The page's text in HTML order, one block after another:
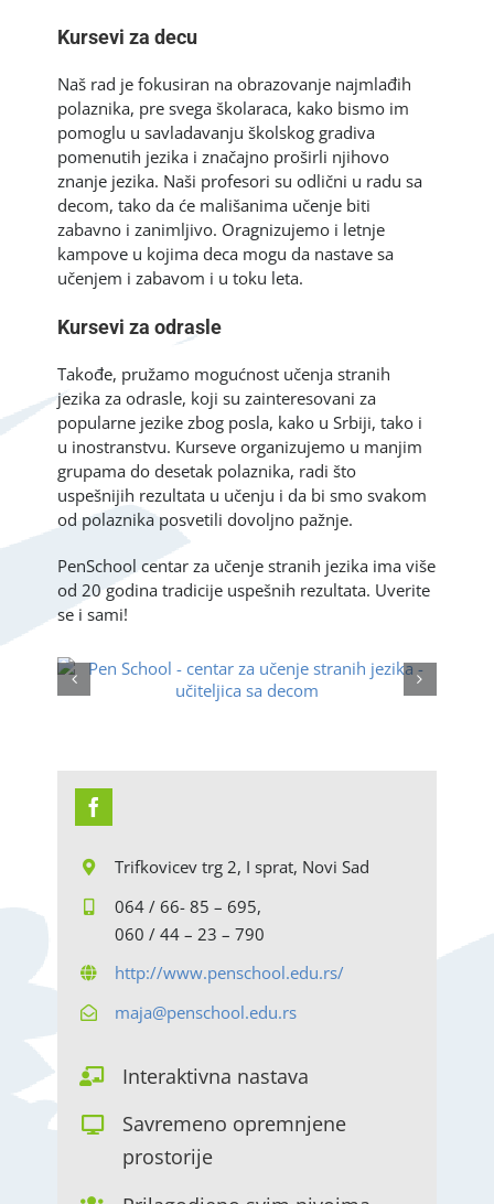
Kursevi za decu
Naš rad je fokusiran na obrazovanje najmlađih
polaznika, pre svega školaraca, kako bismo im
pomoglu u savladavanju školskog gradiva
pomenutih jezika i značajno proširli njihovo
znanje jezika. Naši profesori su odlični u radu sa
decom, tako da će mališanima učenje biti
zabavno i zanimljivo. Oragnizujemo i letnje
kampove u kojima deca mogu da nastave sa
učenjem i zabavom i u toku leta.
Kursevi za odrasle
Takođe, pružamo mogućnost učenja stranih
jezika za odrasle, koji su zainteresovani za
popularne jezike zbog posla, kako u Srbiji, tako i
u inostranstvu. Kurseve organizujemo u manjim
grupama do desetak polaznika, radi što
uspešnijih rezultata u učenju i da bi smo svakom
od polaznika posvetili dovoljno pažnje.
PenSchool centar za učenje stranih jezika ima više
od 20 godina tradicije uspešnih rezultata. Uverite
se i sami!
Trifkovicev trg 2, I sprat, Novi Sad
064 / 66- 85 – 695,
060 / 44 – 23 – 790
http://www.penschool.edu.rs/
maja@penschool.edu.rs
Interaktivna nastava
Savremeno opremnjene
prostorije